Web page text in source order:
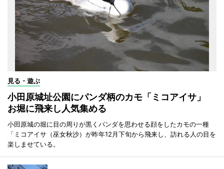
見る・遊ぶ
小田原城址公園にパンダ柄のカモ「ミコアイサ」
お堀に飛来し人気集める
小田原城の堀に目の周りが黒くパンダを思わせる顔をしたカモの一種
「ミコアイサ（巫女秋沙）が昨年12月下旬から飛来し、訪れる人の目を
楽しませている。